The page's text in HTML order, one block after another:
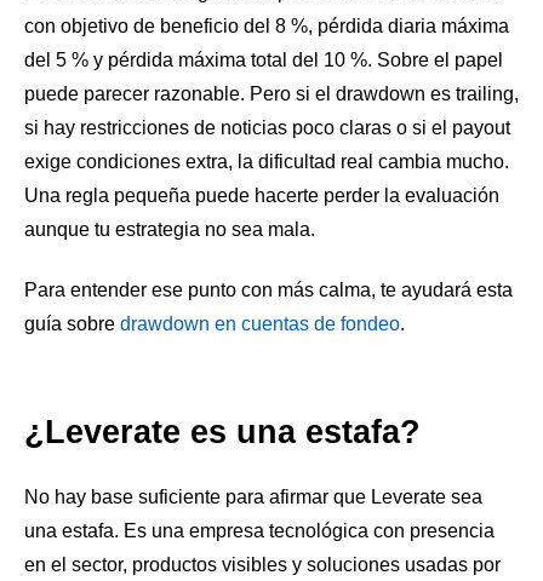
con objetivo de beneficio del 8 %, pérdida diaria máxima
del 5 % y pérdida máxima total del 10 %. Sobre el papel
puede parecer razonable. Pero si el drawdown es trailing,
si hay restricciones de noticias poco claras o si el payout
exige condiciones extra, la dificultad real cambia mucho.
Una regla pequeña puede hacerte perder la evaluación
aunque tu estrategia no sea mala.
Para entender ese punto con más calma, te ayudará esta
guía sobre drawdown en cuentas de fondeo.
¿Leverate es una estafa?
No hay base suficiente para afirmar que Leverate sea
una estafa. Es una empresa tecnológica con presencia
en el sector, productos visibles y soluciones usadas por